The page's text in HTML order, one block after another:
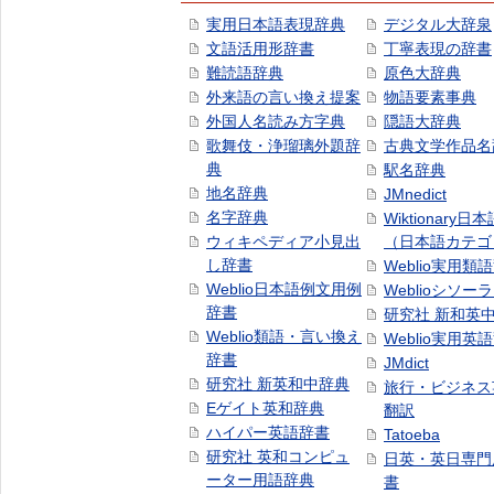
実用日本語表現辞典
文語活用形辞書
難読語辞典
外来語の言い換え提案
外国人名読み方字典
歌舞伎・浄瑠璃外題辞
典
地名辞典
名字辞典
ウィキペディア小見出
し辞書
Weblio日本語例文用例
辞書
Weblio類語・言い換え
辞書
研究社 新英和中辞典
Eゲイト英和辞典
ハイパー英語辞書
研究社 英和コンピュ
ーター用語辞典
デジタル大辞泉
丁寧表現の辞書
原色大辞典
物語要素事典
隠語大辞典
古典文学作品
駅名辞典
JMnedict
Wiktionary日本
（日本語カテ
Weblio実用類
Weblioシソー
研究社 新和英
Weblio実用英
JMdict
旅行・ビジネ
翻訳
Tatoeba
日英・英日専
書